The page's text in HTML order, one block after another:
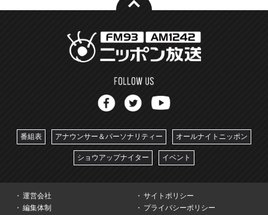
番組表 アナウンサー＆パーソナリティー オールナイトニッポン
ショウアップナイター イベント
運営会社
サイトポリシー
編集体制
プライバシーポリシー